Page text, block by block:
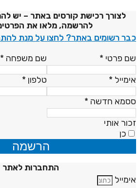
לצורך רכישת קורסים באתר – יש
להרשמה, מלאו את הפרטים
רשומים באתר? לחצו על מנת
פרטי* שם משפחה*
* טלפון*
חדשה*
אותי
כן
הרשמה
התחברות לאתר